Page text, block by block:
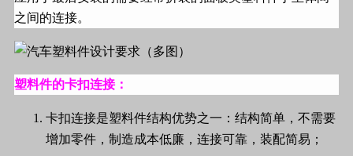
之间的连接。
塑料件的卡扣连接：
卡扣连接是塑料件结构优势之一：结构简单，不需要
增加零件，制造成本低廉，连接可靠，装配简易；